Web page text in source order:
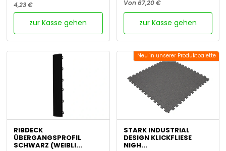
4,23 €
zur Kasse gehen
Von 67,20 €
zur Kasse gehen
RIBDECK
ÜBERGANGSPROFIL
SCHWARZ (WEIBLI...
Neu in unserer Produktpalette
STARK INDUSTRIAL
DESIGN KLICKFLIESE
NIGH...